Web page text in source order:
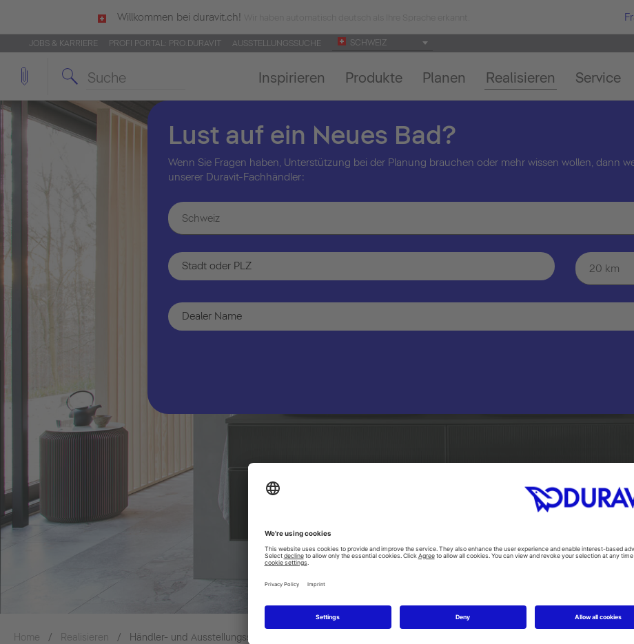
Willkommen bei duravit.ch!
JOBS & KARRIERE PROFI PORTAL: PRO.DURAVIT AUSSTELLUNGSSUCHE SCHWEIZ
Inspirieren Produkte Planen Realisieren Service
Lust auf ein Neues Bad?
Wenn Sie Fragen haben, Unterstützung bei der Planung brauchen oder mehr wissen wollen, dann
unserer Duravit-Fachhändler:
Schweiz
20 km
Home Realisieren Händler- und Ausstellungssuche